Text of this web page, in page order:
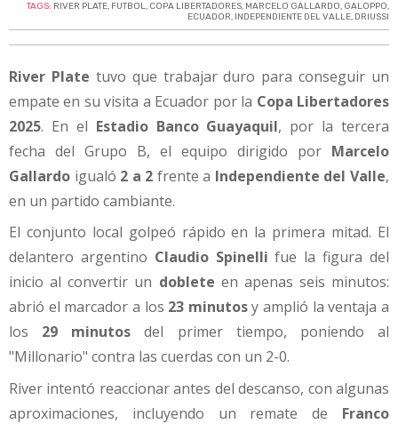
TAGS: RIVER PLATE, FUTBOL, COPA LIBERTADORES, MARCELO GALLARDO, GALOPPO,
ECUADOR, INDEPENDIENTE DEL VALLE, DRIUSSI
River Plate tuvo que trabajar duro para conseguir un
empate en su visita a Ecuador por la Copa Libertadores
2025. En el Estadio Banco Guayaquil, por la tercera
fecha del Grupo B, el equipo dirigido por Marcelo
Gallardo igualó 2 a 2 frente a Independiente del Valle,
en un partido cambiante.
El conjunto local golpeó rápido en la primera mitad. El
delantero argentino Claudio Spinelli fue la figura del
inicio al convertir un doblete en apenas seis minutos:
abrió el marcador a los 23 minutosy amplió la ventaja a
los 29 minutos del primer tiempo, poniendo al
"Millonario" contra las cuerdas con un 2-0.
River intentó reaccionar antes del descanso, con algunas
aproximaciones, incluyendo un remate de Franco